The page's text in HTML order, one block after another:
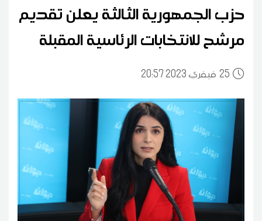
حزب الجمهورية الثالثة يعلن تقديم
مرشح للانتخابات الرئاسية المقبلة
25 20:57 2023 فيفري